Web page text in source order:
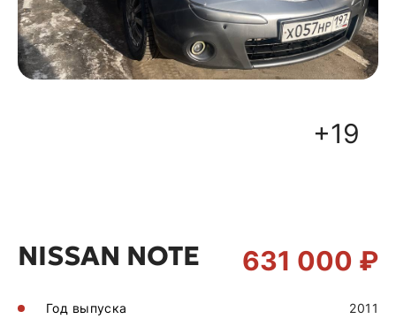
+19
NISSAN NOTE 631 000 ₽
Год выпуска
2011